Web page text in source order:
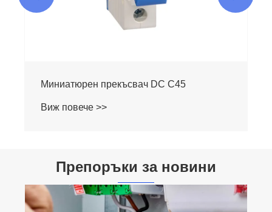
Препоръки за новини